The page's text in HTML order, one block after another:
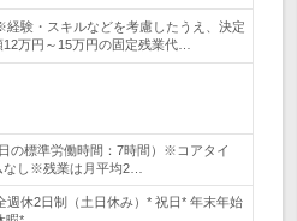
験・スキルなどを考慮したうえ、決定
万円～15万円の固定残業代…
の標準労働時間：7時間）※コアタイ
なし※残業は月平均2…
週休2日制（土日休み）* 祝日* 年末年始